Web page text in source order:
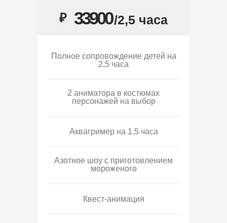
₽ 33900/2,5 часа
Полное сопровождение детей на
2,5 часа
2 аниматора в костюмах
персонажей на выбор
Аквагример на 1,5 часа
Азотное шоу с приготовлением
мороженого
Квест-анимация